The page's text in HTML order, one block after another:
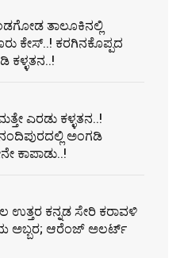
ತಾಲೂಕಿನಲ್ಲಿ
ಕೇಸ್..! ಕರಗಿನಕೊಪ್ಪದ
ಎರಡು ಕಳ್ಳತನ..!
ಅಂಗಡಿ
ಕಾಪಾಡು..!
ಕನ್ನಡ ಸೇರಿ ಕರಾವಳಿ
ಅಬ್ಬರ; ಆರೆಂಜ್ ಅಲರ್ಟ್